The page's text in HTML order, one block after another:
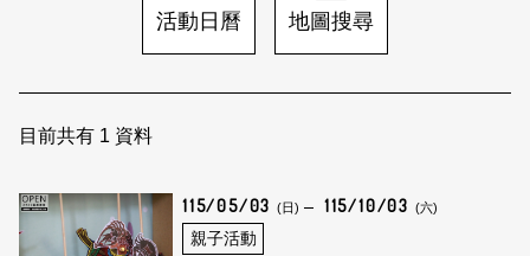
訂閱文化快遞
聯絡我們
活動日曆 地圖搜尋
目前共有 1 資料
115/05/03 (日) 115/10/03 (六)
親子活動